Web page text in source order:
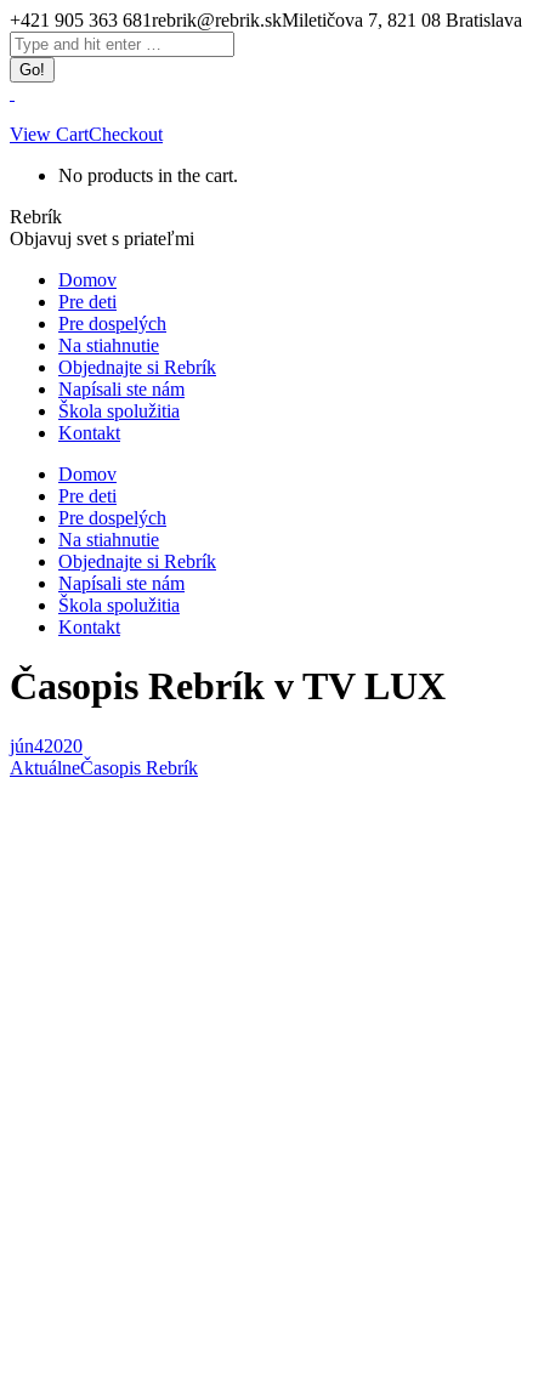
Skip
to
content
+421 905 363 681rebrik@rebrik.skMiletičova 7, 821 08 Bratislava
Facebook
page
opens
in
new
window
Search:
View CartCheckout
No products in the cart.
Rebrík
Objavuj svet s priateľmi
Domov
Pre deti
Pre dospelých
Na stiahnutie
Objednajte si Rebrík
Napísali ste nám
Škola spolužitia
Kontakt
Domov
Pre deti
Pre dospelých
Na stiahnutie
Objednajte si Rebrík
Napísali ste nám
Škola spolužitia
Kontakt
Časopis Rebrík v TV LUX
jún42020
AktuálneČasopis Rebrík